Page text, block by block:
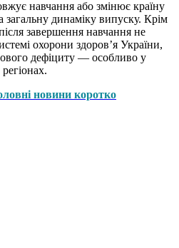
навчання або змінює країну
динаміку випуску. Крім
завершення навчання не
охорони здоров’я України,
дефіциту — особливо у
новини коротко